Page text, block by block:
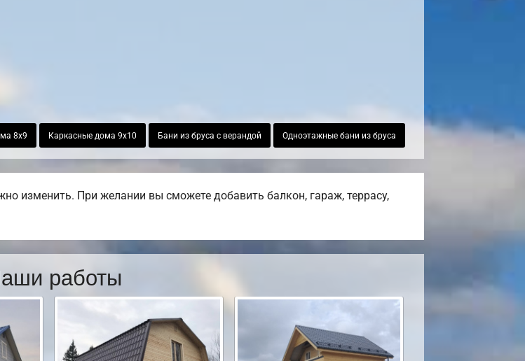
8х9 Каркасные дома 9х10 Бани из бруса с верандой Одноэтажные бани из бруса
изменить. При желании вы сможете добавить балкон, гараж, террасу,
работы